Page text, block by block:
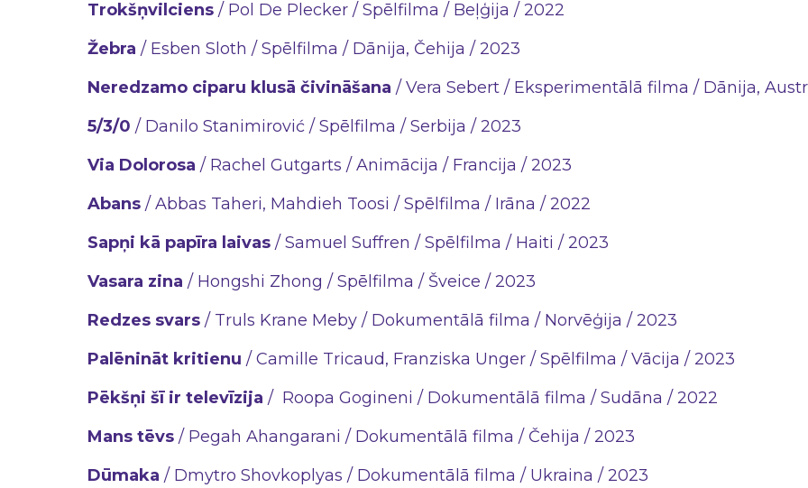
Trokšņvilciens / Pol De Plecker / Spēlfilma / Beļģija / 2022
Žebra / Esben Sloth / Spēlfilma / Dānija, Čehija / 2023
Neredzamo ciparu klusā čivināšana / Vera Sebert / Eksperimentālā filma / Dānija,
5/3/0 / Danilo Stanimirović / Spēlfilma / Serbija / 2023
Via Dolorosa / Rachel Gutgarts / Animācija / Francija / 2023
Abans / Abbas Taheri, Mahdieh Toosi / Spēlfilma / Irāna / 2022
Sapņi kā papīra laivas / Samuel Suffren / Spēlfilma / Haiti / 2023
Vasara zina / Hongshi Zhong / Spēlfilma / Šveice / 2023
Redzes svars / Truls Krane Meby / Dokumentālā filma / Norvēģija / 2023
Palēnināt kritienu / Camille Tricaud, Franziska Unger / Spēlfilma / Vācija / 2023
Pēkšņi šī ir televīzija / Roopa Gogineni / Dokumentālā filma / Sudāna / 2022
Mans tēvs / Pegah Ahangarani / Dokumentālā filma / Čehija / 2023
Dūmaka / Dmytro Shovkoplyas / Dokumentālā filma / Ukraina / 2023